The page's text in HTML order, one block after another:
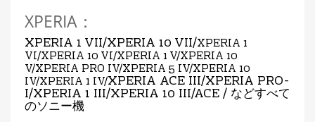
XPERIA：
XPERIA 1 VII/XPERIA 10 VII/XPERIA 1
VI/XPERIA 10 VI/XPERIA 1 V/XPERIA 10
V/XPERIA PRO IV/XPERIA 5 IV/XPERIA 10
IV/XPERIA 1 IV/XPERIA ACE III/XPERIA PRO-
I/XPERIA 1 III/XPERIA 10 III/ACE / などすべて
のソニー機